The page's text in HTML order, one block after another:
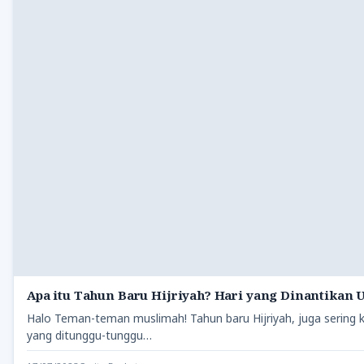
Apa itu Tahun Baru Hijriyah? Hari yang Dinantikan
Halo Teman-teman muslimah! Tahun baru Hijriyah, juga
yang ditunggu-tunggu…